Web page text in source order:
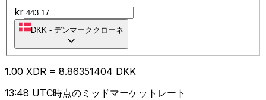
kr
DKK - デンマーククローネ
1.00 XDR = 8.86351404 DKK
13:48 UTC時点のミッドマーケットレート